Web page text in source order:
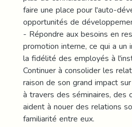
faire une place pour l'auto-
opportunités de
- Répondre aux besoins en
promotion interne, ce qui a
la fidélité des employés à
Continuer à consolider les
raison de son grand impact
à travers des séminaires, des
aident à nouer des relations
familiarité entre eux.